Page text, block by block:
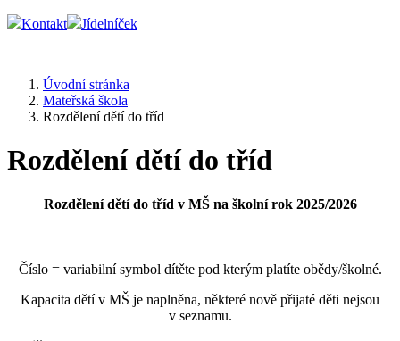
Kontakt Jídelníček
Úvodní stránka
Mateřská škola
Rozdělení dětí do tříd
Rozdělení dětí do tříd
Rozdělení dětí do tříd v MŠ na školní rok 2025/2026
Číslo = variabilní symbol dítěte pod kterým platíte obědy/školné.
Kapacita dětí v MŠ je naplněna, některé nově přijaté děti nejsou
v seznamu.